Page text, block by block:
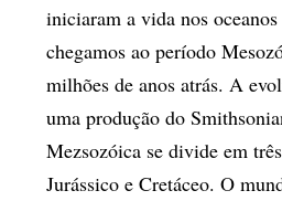
iniciaram a vida nos
chegamos ao período
milhões de anos atrás. A
uma produção do
Mezsozóica se divide em
Jurássico e Cretáceo. O